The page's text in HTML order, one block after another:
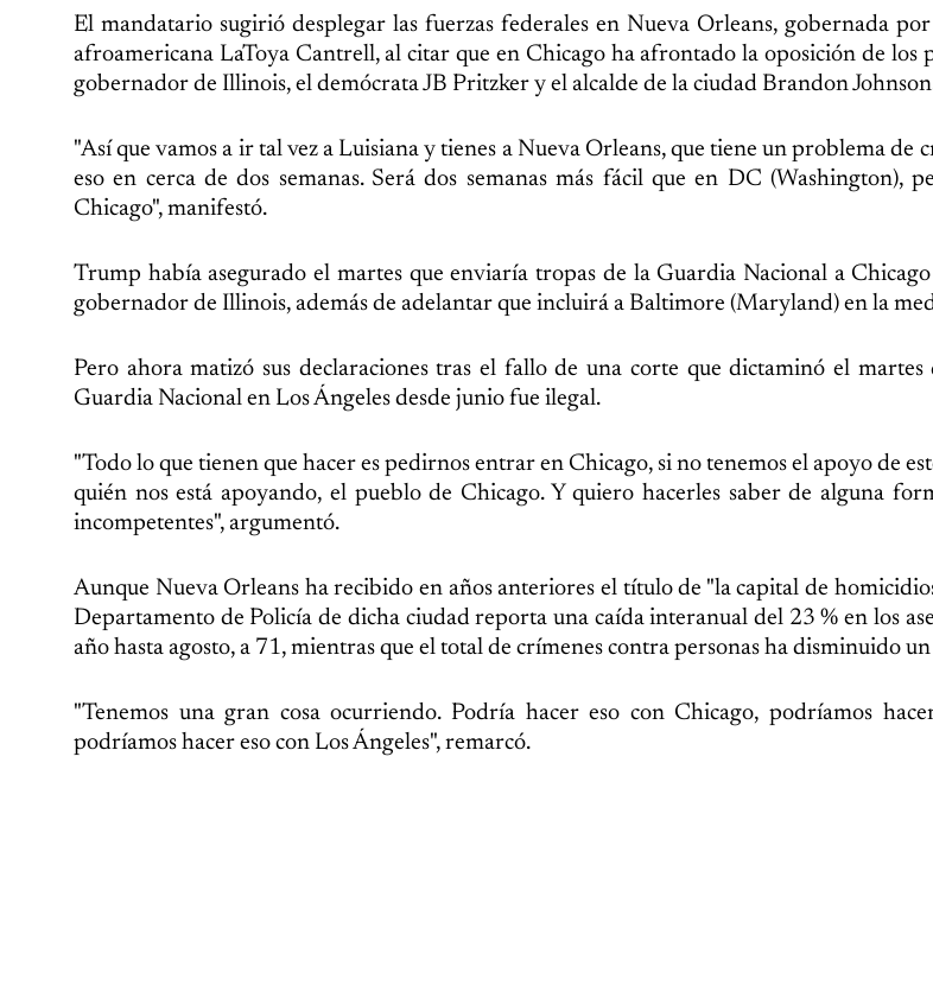
El mandatario sugirió desplegar las fuerzas federales en Nueva Orleans, gobernada
afroamericana LaToya Cantrell, al citar que en Chicago ha afrontado la oposición de los
gobernador de Illinois, el demócrata JB Pritzker y el alcalde de la ciudad Brandon
"Así que vamos a ir tal vez a Luisiana y tienes a Nueva Orleans, que tiene un problema de
eso en cerca de dos semanas. Será dos semanas más fácil que en DC (Washington),
Chicago", manifestó.
Trump había asegurado el martes que enviaría tropas de la Guardia Nacional a
gobernador de Illinois, además de adelantar que incluirá a Baltimore (Maryland) en la
Pero ahora matizó sus declaraciones tras el fallo de una corte que dictaminó el martes
Guardia Nacional en Los Ángeles desde junio fue ilegal.
"Todo lo que tienen que hacer es pedirnos entrar en Chicago, si no tenemos el apoyo de
quién nos está apoyando, el pueblo de Chicago. Y quiero hacerles saber de alguna
incompetentes", argumentó.
Aunque Nueva Orleans ha recibido en años anteriores el título de "la capital de
Departamento de Policía de dicha ciudad reporta una caída interanual del 23 % en los
año hasta agosto, a 71, mientras que el total de crímenes contra personas ha disminuido
"Tenemos una gran cosa ocurriendo. Podría hacer eso con Chicago, podríamos
podríamos hacer eso con Los Ángeles", remarcó.